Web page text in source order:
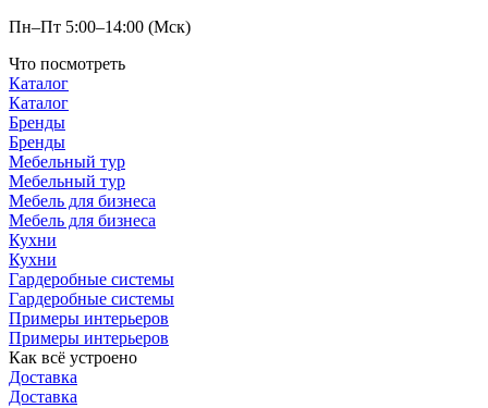
Пн–Пт 5:00–14:00 (Мск)
Что посмотреть
Каталог
Каталог
Бренды
Бренды
Мебельный тур
Мебельный тур
Мебель для бизнеса
Мебель для бизнеса
Кухни
Кухни
Гардеробные системы
Гардеробные системы
Примеры интерьеров
Примеры интерьеров
Как всё устроено
Доставка
Доставка